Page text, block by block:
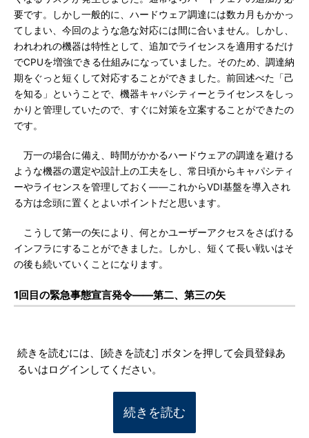
要です。しかし一般的に、ハードウェア調達には数カ月もかかっ
てしまい、今回のような急な対応には間に合いません。しかし、
われわれの機器は特性として、追加でライセンスを適用するだけ
でCPUを増強できる仕組みになっていました。そのため、調達納
期をぐっと短くして対応することができました。前回述べた「己
を知る」ということで、機器キャパシティーとライセンスをしっ
かりと管理していたので、すぐに対策を立案することができたの
です。
万一の場合に備え、時間がかかるハードウェアの調達を避ける
ような機器の選定や設計上の工夫をし、常日頃からキャパシティ
ーやライセンスを管理しておく――これからVDI基盤を導入され
る方は念頭に置くとよいポイントだと思います。
こうして第一の矢により、何とかユーザーアクセスをさばける
インフラにすることができました。しかし、短くて長い戦いはそ
の後も続いていくことになります。
1回目の緊急事態宣言発令――第二、第三の矢
続きを読むには、[続きを読む] ボタンを押して会員登録あ
るいはログインしてください。
続きを読む